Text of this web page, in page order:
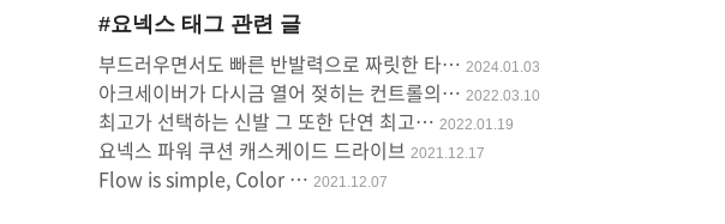
록
방
지
#요넥스 태그 관련 글
부드러우면서도 빠른 반발력으로 짜릿한 타… 2024.01.03
아크세이버가 다시금 열어 젖히는 컨트롤의… 2022.03.10
최고가 선택하는 신발 그 또한 단연 최고… 2022.01.19
요넥스 파워 쿠션 캐스케이드 드라이브 2021.12.17
Flow is simple, Color … 2021.12.07